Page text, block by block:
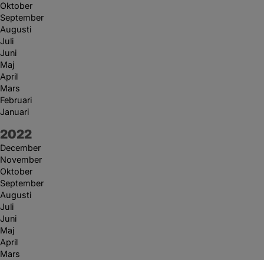
Oktober
September
Augusti
Juli
Juni
Maj
April
Mars
Februari
Januari
År:
2022
December
November
Oktober
September
Augusti
Juli
Juni
Maj
April
Mars